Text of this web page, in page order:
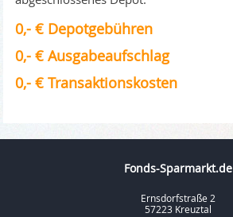
0,- € Depotgebühren
0,- € Ausgabeaufschlag
0,- € Transaktionskosten
Fonds-Sparmarkt.de
Ernsdorfstraße 2
57223 Kreuztal